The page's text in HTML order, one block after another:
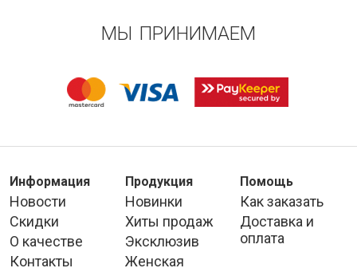
МЫ ПРИНИМАЕМ
Информация
Новости
Скидки
О качестве
Контакты
Продукция
Новинки
Хиты продаж
Эксклюзив
Женская
Помощь
Как заказать
Доставка и
оплата